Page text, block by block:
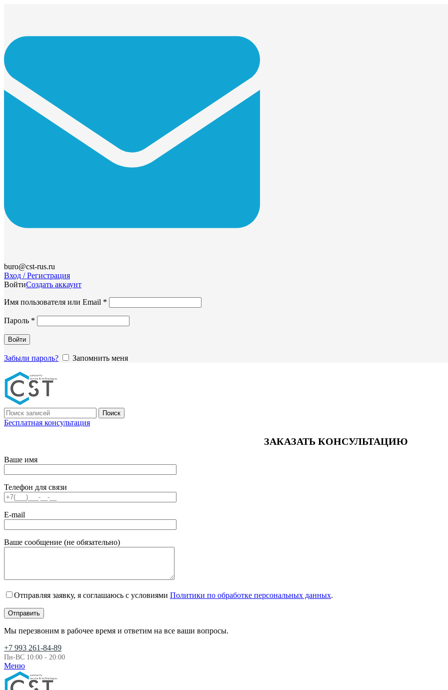
buro@cst-rus.ru
Вход / Регистрация
ВойтиСоздать аккаунт
Имя пользователя или Email *
Пароль *
Войти
Забыли пароль? Запомнить меня
Поиск
Бесплатная консультация
ЗАКАЗАТЬ КОНСУЛЬТАЦИЮ
Ваше имя
Телефон для связи
E-mail
Ваше сообщение (не обязательно)
Отправляя заявку, я соглашаюсь с условиями Политики по обработке персональных данных.
Мы перезвоним в рабочее время и ответим на все ваши вопросы.
+7 993 261-84-89
Пн-ВС 10:00 - 20:00
Меню